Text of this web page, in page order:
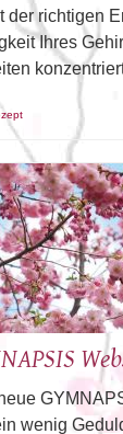
der richtigen
Ihres
wenig